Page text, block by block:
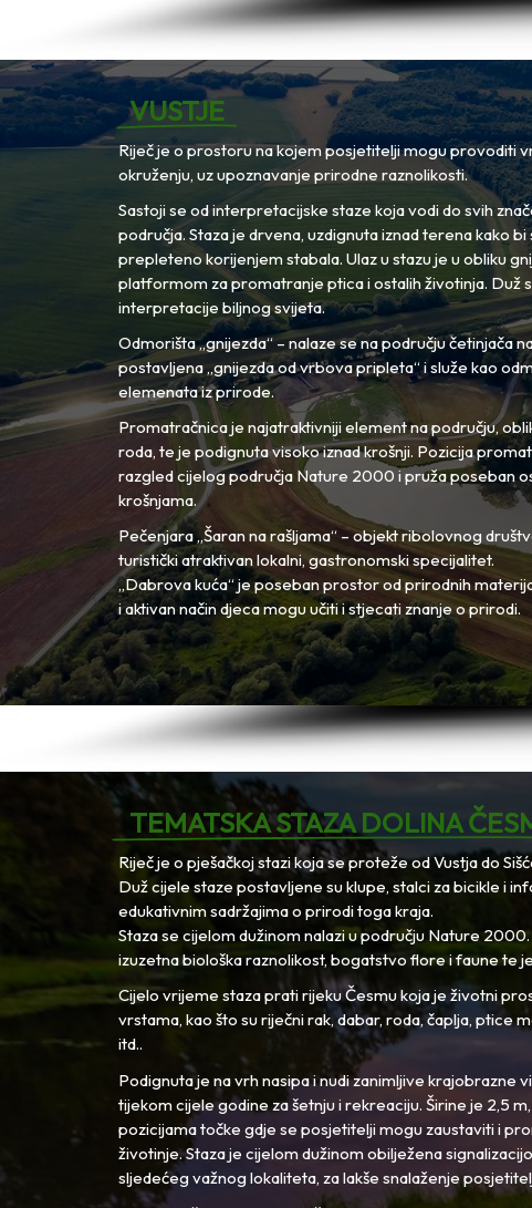
VUSTJE
Riječ je o prostoru na kojem posjetitelji mogu provoditi
okruženju, uz upoznavanje prirodne raznolikosti.
Sastoji se od interpretacijske staze koja vodi do svih
područja. Staza je drvena, uzdignuta iznad terena kako
prepleteno korijenjem stabala. Ulaz u stazu je u obliku
platformom za promatranje ptica i ostalih životinja. Duž
interpretacije biljnog svijeta.
Odmorišta „gnijezda“ – nalaze se na području četinjača
postavljena „gnijezda od vrbova pripleta“ i služe kao
elemenata iz prirode.
Promatračnica je najatraktivniji element na području,
roda, te je podignuta visoko iznad krošnji. Pozicija
razgled cijelog područja Nature 2000 i pruža poseban
krošnjama.
Pečenjara „Šaran na rašljama“ – objekt ribolovnog
turistički atraktivan lokalni, gastronomski specijalitet.
„Dabrova kuća“ je poseban prostor od prirodnih
i aktivan način djeca mogu učiti i stjecati znanje o prirodi.
TEMATSKA STAZA DOLINA
Riječ je o pješačkoj stazi koja se proteže od Vustja do
Duž cijele staze postavljene su klupe, stalci za bicikle i
edukativnim sadržajima o prirodi toga kraja.
Staza se cijelom dužinom nalazi u području Nature
izuzetna biološka raznolikost, bogatstvo flore i faune te
Cijelo vrijeme staza prati rijeku Česmu koja je životni
vrstama, kao što su riječni rak, dabar, roda, čaplja, ptice
itd..
Podignuta je na vrh nasipa i nudi zanimljive krajobrazne
tijekom cijele godine za šetnju i rekreaciju. Širine je 2,5
pozicijama točke gdje se posjetitelji mogu zaustaviti i
životinje. Staza je cijelom dužinom obilježena
sljedećeg važnog lokaliteta, za lakše snalaženje